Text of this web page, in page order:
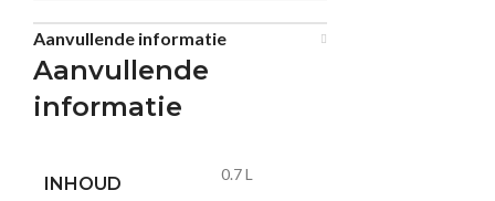
Aanvullende informatie
Aanvullende
informatie
INHOUD 0.7 L